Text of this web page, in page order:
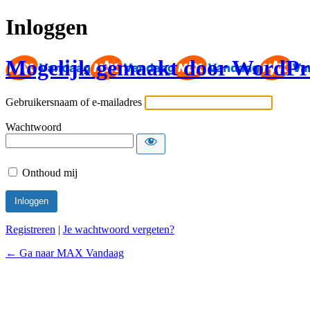
Inloggen
Mogelijk gemaakt door
Gebruikersnaam of e-mailadres
Wachtwoord
Onthoud mij
Registreren | Je wachtwoord vergeten?
← Ga naar MAX Vandaag